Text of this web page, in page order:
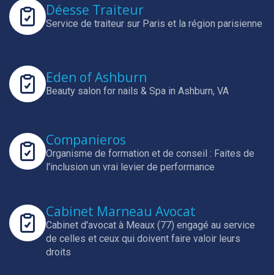
Déesse Traiteur
Service de traiteur sur Paris et la région parisienne
Eden of Ashburn
Beauty salon for nails & Spa in Ashburn, VA
Companieros
Organisme de formation et de conseil : Faites de
l'inclusion un vrai levier de performance
Cabinet Marneau Avocat
Cabinet d'avocat à Meaux (77) engagé au service
de celles et ceux qui doivent faire valoir leurs
droits